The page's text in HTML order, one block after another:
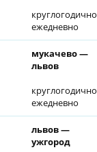
круглогодично
ежедневно
мукачево —
львов
круглогодично
ежедневно
львов —
ужгород